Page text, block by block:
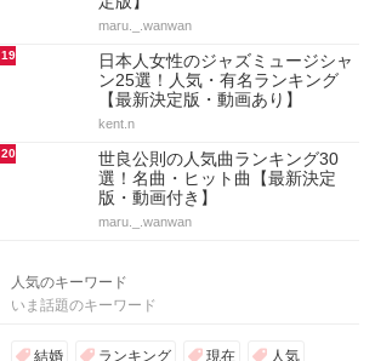
maru._.wanwan
19
日本人女性のジャズミュージシャ
ン25選！人気・有名ランキング
【最新決定版・動画あり】
kent.n
20
世良公則の人気曲ランキング30
選！名曲・ヒット曲【最新決定
版・動画付き】
maru._.wanwan
人気のキーワード
いま話題のキーワード
結婚 ランキング 現在 人気